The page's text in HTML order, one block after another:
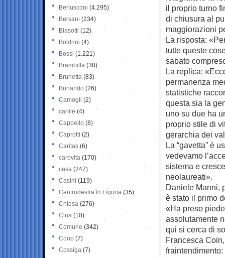
il proprio turno
di chiusura al
maggiorazioni
La risposta:
tutte queste
sabato
La replica:
permanenza
statistiche
questa sia la
uno su due ha
proprio stile di
gerarchia dei
La “gavetta” è
vedevamo
sistema e
neolaureati».
Daniele Manni,
è stato il primo
«Ha preso
assolutamente
qui si cerca di
Francesca
Berlusconi (4.295)
Bersani (234)
Biasotti (12)
Boldrini (4)
Bossi (1.221)
Brambilla (38)
Brunetta (83)
Burlando (26)
Camogli (2)
canile (4)
Cappello (8)
Caprotti (2)
Caritas (6)
carovita (170)
casa (247)
Casini (119)
Centrodestra in Liguria (35)
Chiesa (276)
Cina (10)
Comune (342)
Coop (7)
Cossiga (7)